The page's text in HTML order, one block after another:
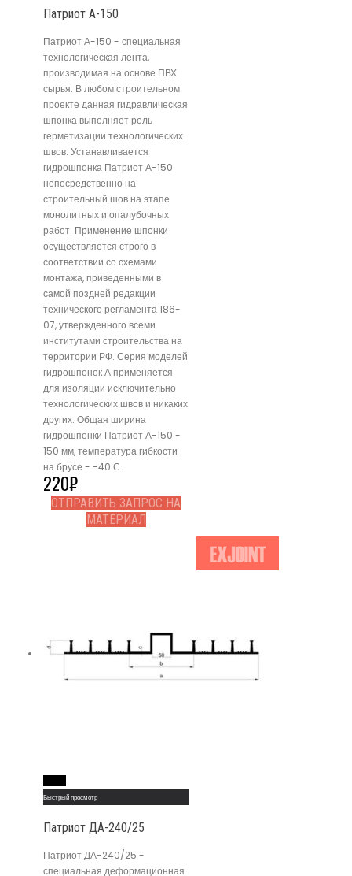
Патриот А-150
Патриот А-150 - специальная
технологическая лента,
производимая на основе ПВХ
сырья. В любом строительном
проекте данная гидравлическая
шпонка выполняет роль
герметизации технологических
швов. Устанавливается
гидрошпонка Патриот А-150
непосредственно на
строительный шов на этапе
монолитных и опалубочных
работ. Применение шпонки
осуществляется строго в
соответствии со схемами
монтажа, приведенными в
самой поздней редакции
технического регламента 186-
07, утвержденного всеми
институтами строительства на
территории РФ. Серия моделей
гидрошпонок А применяется
для изоляции исключительно
технологических швов и никаких
других. Общая ширина
гидрошпонки Патриот А-150 -
150 мм, температура гибкости
на брусе - -40 С.
220₽
ОТПРАВИТЬ ЗАПРОС НА
МАТЕРИАЛ
Быстрый просмотр
Патриот ДА-240/25
Патриот ДА-240/25 -
специальная деформационная